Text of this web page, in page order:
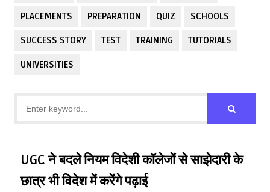
PLACEMENTS PREPARATION QUIZ SCHOOLS
SUCCESS STORY TEST TRAINING TUTORIALS
UNIVERSITIES
UGC ने बदले नियम विदेशी कॉलेजों से साझेदारी के
छात्र भी विदेश में करेंगे पढ़ाई